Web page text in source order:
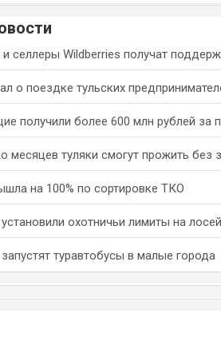
и селлеры Wildberries получат
о поездке тульских
получили более 600 млн рублей за
месяцев туляки смогут прожить без
на 100% по сортировке ТКО
охотничьи лимиты на
туравтобусы в малые города